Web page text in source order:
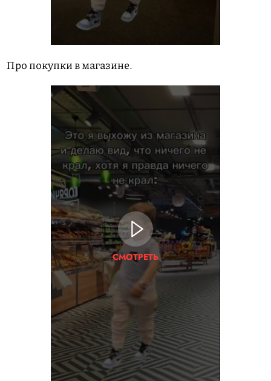
Про покупки в магазине.
СМОТРЕТЬ